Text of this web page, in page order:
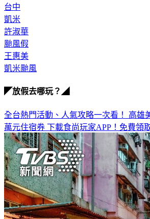
台中
凱米
許淑華
颱風假
王惠美
凱米颱風
◤放假去哪玩？◢
全台熱門活動、人氣攻略一次看！ 高雄
萬元住宿券 下載食尚玩家APP！免費領